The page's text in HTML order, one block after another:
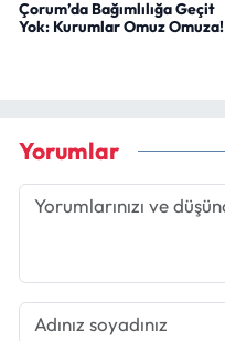
Çorum’da Bağımlılığa Geçit
Yok: Kurumlar Omuz Omuza!
Yorumlar